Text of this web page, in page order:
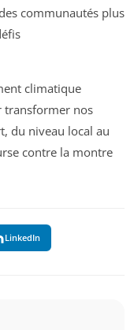
communautés plus
climatique
transformer nos
du niveau local au
contre la montre
LinkedIn